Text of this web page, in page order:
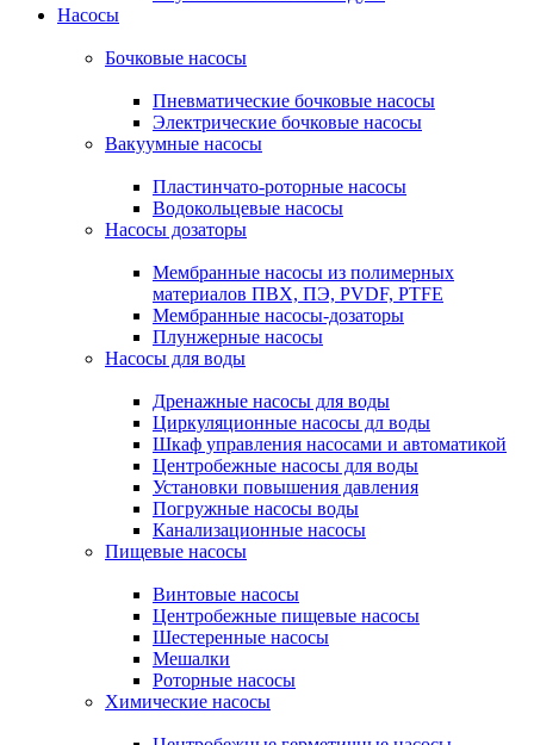
Насосы
Бочковые насосы
Пневматические бочковые насосы
Электрические бочковые насосы
Вакуумные насосы
Пластинчато-роторные насосы
Водокольцевые насосы
Насосы дозаторы
Мембранные насосы из полимерных
материалов ПВХ, ПЭ, PVDF, PTFE
Мембранные насосы-дозаторы
Плунжерные насосы
Насосы для воды
Дренажные насосы для воды
Циркуляционные насосы дл воды
Шкаф управления насосами и автоматикой
Центробежные насосы для воды
Установки повышения давления
Погружные насосы воды
Канализационные насосы
Пищевые насосы
Винтовые насосы
Центробежные пищевые насосы
Шестеренные насосы
Мешалки
Роторные насосы
Химические насосы